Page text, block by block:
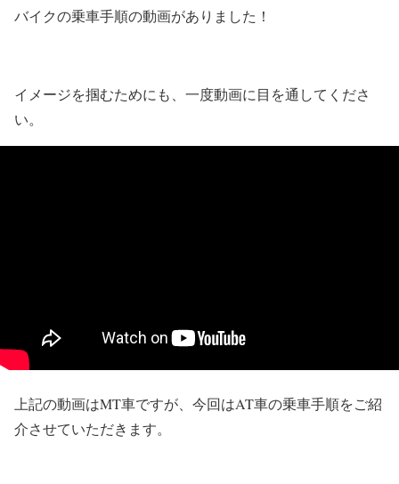
バイクの乗車手順の動画がありました！
イメージを掴むためにも、一度動画に目を通してくださ
い。
上記の動画はMT車ですが、今回はAT車の乗車手順をご紹
介させていただきます。